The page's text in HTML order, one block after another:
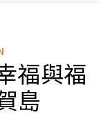
福與福
島